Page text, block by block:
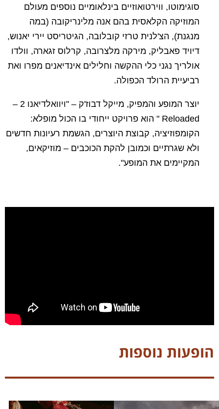
סוגימוטו, ווירטואוזיים בינלאומיים נוספים מעולם
המוזיקה הקלאסית בהם אנה מלינריקובה (במה
מנגנת), הצ'לנית טרזי קובלובה, הגיטריסט יירי יאנוש,
דיויד פאבליק, מירקה מלצרובה, קרלוס זגארה, וולדו
אולריך נגני כלי ההקשה וחלילים אינדיאנים מפרו ואת
רביעיית הרולד הכפולה.
יוצר המופע והמפיק, מייקל דבוז'ק – "ויוואלדיאנו 2 –
Reloaded " הוא פרויקט ייחודי בו הכול מופלא:
הקומפוזיציה, קבוצת היוצרים, הגשמת רעיונות חדשים
ולא שגרתיים וכמובן להקת הכוכבים – מוזיקאים,
המקיימים את המופע".
הופעות נוספות